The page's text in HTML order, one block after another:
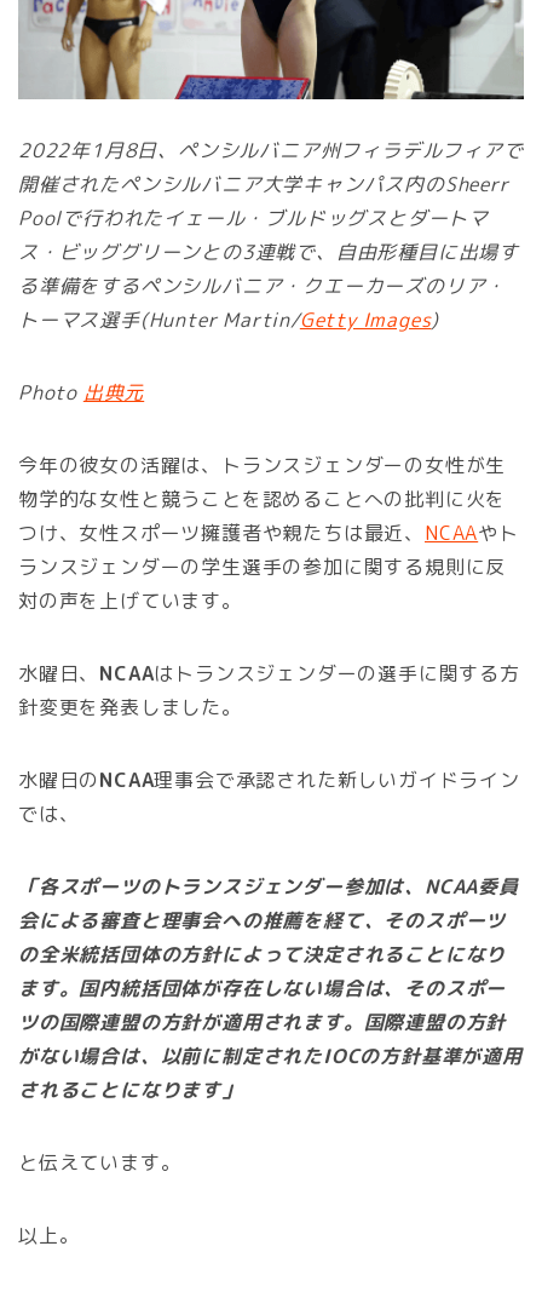
2022年1月8日、ペンシルバニア州フィラデルフィアで
開催されたペンシルバニア大学キャンパス内のSheerr
Poolで行われたイェール・ブルドッグスとダートマ
ス・ビッググリーンとの3連戦で、自由形種目に出場す
る準備をするペンシルバニア・クエーカーズのリア・
トーマス選手(Hunter Martin/Getty Images)
Photo 出典元
今年の彼女の活躍は、トランスジェンダーの女性が生
物学的な女性と競うことを認めることへの批判に火を
つけ、女性スポーツ擁護者や親たちは最近、 NCAAやト
ランスジェンダーの学生選手の参加に関する規則に反
対の声を上げています。
水曜日、 NCAAはトランスジェンダーの選手に関する方
針変更を発表しました。
水曜日のNCAA理事会で承認された新しいガイドライン
では、
「各スポーツのトランスジェンダー参加は、NCAA委員
会による審査と理事会への推薦を経て、そのスポーツ
の全米統括団体の方針によって決定されることになり
ます。国内統括団体が存在しない場合は、そのスポー
ツの国際連盟の方針が適用されます。国際連盟の方針
がない場合は、以前に制定されたIOCの方針基準が適用
されることになります」
と伝えています。
以上。